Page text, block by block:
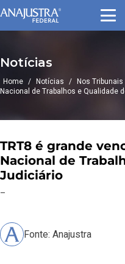
Notícias
Home / Notícias / Nos Tribunais
Nacional de Trabalhos e Qualidade
TRT8 é grande
Nacional de
Judiciário
–
Fonte: Anajustra